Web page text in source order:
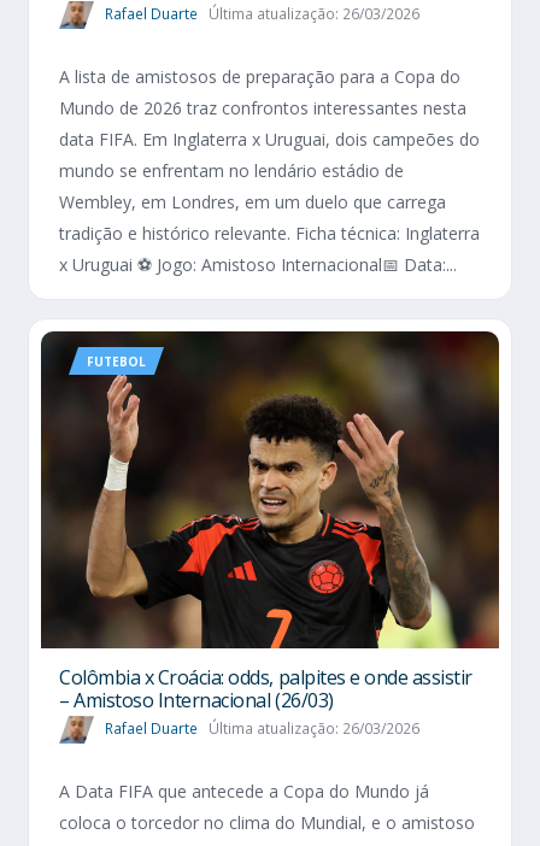
Rafael Duarte Última atualização: 26/03/2026
A lista de amistosos de preparação para a Copa do
Mundo de 2026 traz confrontos interessantes nesta
data FIFA. Em Inglaterra x Uruguai, dois campeões do
mundo se enfrentam no lendário estádio de
Wembley, em Londres, em um duelo que carrega
tradição e histórico relevante. Ficha técnica: Inglaterra
x Uruguai ⚽ Jogo: Amistoso Internacional📅 Data:...
FUTEBOL
Colômbia x Croácia: odds, palpites e onde assistir
– Amistoso Internacional (26/03)
Rafael Duarte Última atualização: 26/03/2026
A Data FIFA que antecede a Copa do Mundo já
coloca o torcedor no clima do Mundial, e o amistoso